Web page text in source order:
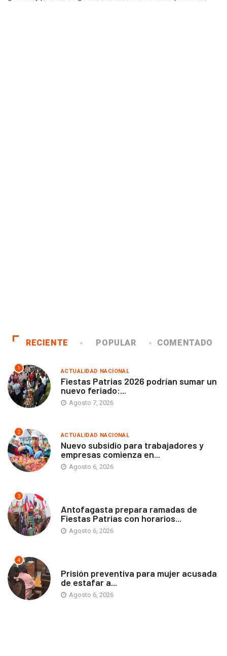
RECIENTE POPULAR COMENTADO
1 ACTUALIDAD NACIONAL
Fiestas Patrias 2026 podrían sumar un
nuevo feriado:...
Agosto 7, 2026
2 ACTUALIDAD NACIONAL
Nuevo subsidio para trabajadores y
empresas comienza en...
Agosto 6, 2026
3
Antofagasta prepara ramadas de
Fiestas Patrias con horarios...
Agosto 6, 2026
4
Prisión preventiva para mujer acusada
de estafar a...
Agosto 6, 2026